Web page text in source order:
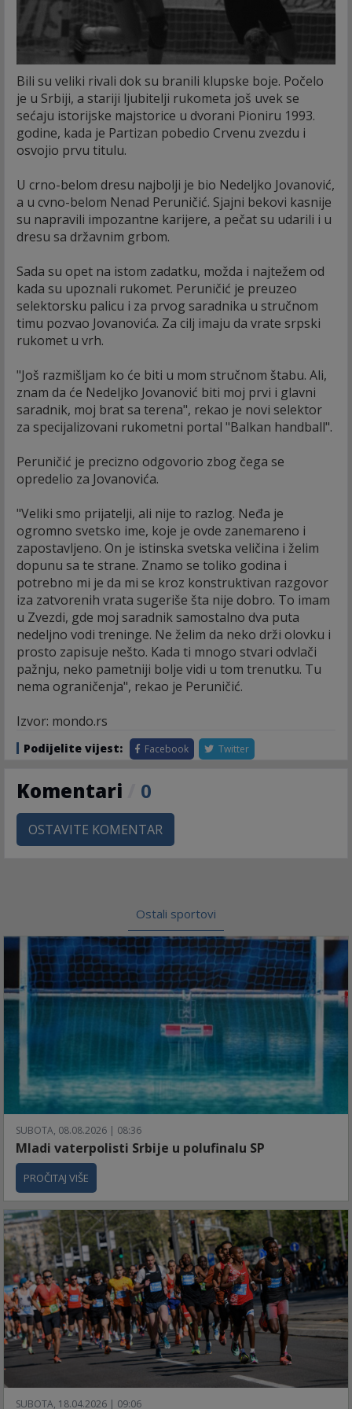
Bili su veliki rivali dok su branili klupske boje. Počelo
je u Srbiji, a stariji ljubitelji rukometa još uvek se
sećaju istorijske majstorice u dvorani Pioniru 1993.
godine, kada je Partizan pobedio Crvenu zvezdu i
osvojio prvu titulu.
U crno-belom dresu najbolji je bio Nedeljko Jovanović,
a u cvno-belom Nenad Peruničić. Sjajni bekovi kasnije
su napravili impozantne karijere, a pečat su udarili i u
dresu sa državnim grbom.
Sada su opet na istom zadatku, možda i najtežem od
kada su upoznali rukomet. Peruničić je preuzeo
selektorsku palicu i za prvog saradnika u stručnom
timu pozvao Jovanovića. Za cilj imaju da vrate srpski
rukomet u vrh.
"Još razmišljam ko će biti u mom stručnom štabu. Ali,
znam da će Nedeljko Jovanović biti moj prvi i glavni
saradnik, moj brat sa terena", rekao je novi selektor
za specijalizovani rukometni portal "Balkan handball".
Peruničić je precizno odgovorio zbog čega se
opredelio za Jovanovića.
"Veliki smo prijatelji, ali nije to razlog. Neđa je
ogromno svetsko ime, koje je ovde zanemareno i
zapostavljeno. On je istinska svetska veličina i želim
dopunu sa te strane. Znamo se toliko godina i
potrebno mi je da mi se kroz konstruktivan razgovor
iza zatvorenih vrata sugeriše šta nije dobro. To imam
u Zvezdi, gde moj saradnik samostalno dva puta
nedeljno vodi treninge. Ne želim da neko drži olovku i
prosto zapisuje nešto. Kada ti mnogo stvari odvlači
pažnju, neko pametniji bolje vidi u tom trenutku. Tu
nema ograničenja", rekao je Peruničić.
Izvor: mondo.rs
Podijelite vijest: Facebook Twitter
Komentari 0
OSTAVITE KOMENTAR
Ostali sportovi
SUBOTA, 08.08.2026 | 08:36
Mladi vaterpolisti Srbije u polufinalu SP
PROČITAJ VIŠE
SUBOTA, 18.04.2026 | 09:06